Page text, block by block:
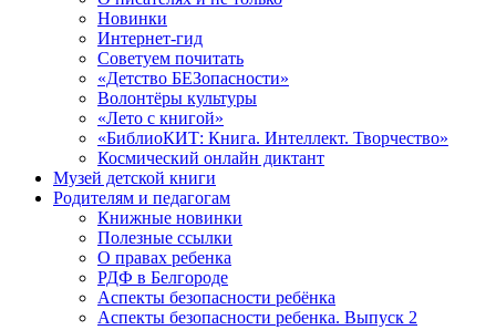
Новинки
Интернет-гид
Советуем почитать
«Детство БЕЗопасности»
Волонтёры культуры
«Лето с книгой»
«БиблиоКИТ: Книга. Интеллект. Творчество»
Космический онлайн диктант
Музей детской книги
Родителям и педагогам
Книжные новинки
Полезные ссылки
О правах ребенка
РДФ в Белгороде
Аспекты безопасности ребёнка
Аспекты безопасности ребенка. Выпуск 2